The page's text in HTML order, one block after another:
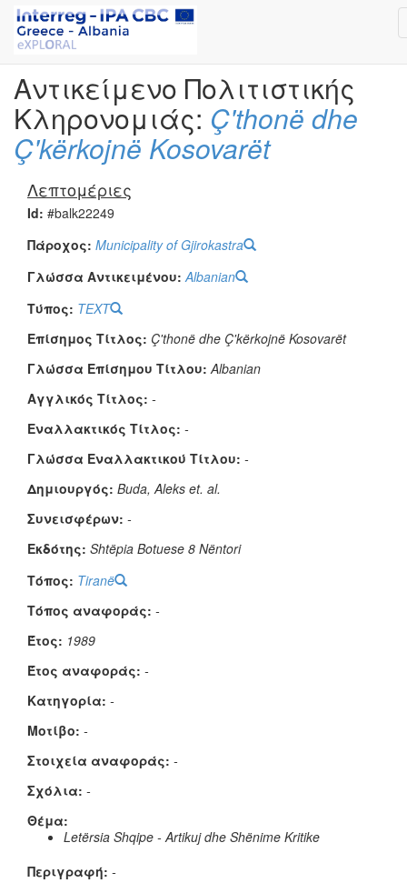
Αντικείμενο Πολιτιστικής
Κληρονομιάς: Ç'thonë dhe
Ç'kërkojnë Kosovarët
Λεπτομέριες
Id: #balk22249
Πάροχος: Municipality of Gjirokastra
Γλώσσα Αντικειμένου: Albanian
Τύπος: TEXT
Επίσημος Τίτλος: Ç'thonë dhe Ç'kërkojnë Kosovarët
Γλώσσα Επίσημου Τίτλου: Albanian
Αγγλικός Τίτλος: -
Εναλλακτικός Τίτλος: -
Γλώσσα Εναλλακτικού Τίτλου: -
Δημιουργός: Buda, Aleks et. al.
Συνεισφέρων: -
Εκδότης: Shtëpia Botuese 8 Nëntori
Τόπος: Tiranë
Τόπος αναφοράς: -
Έτος: 1989
Έτος αναφοράς: -
Κατηγορία: -
Μοτίβο: -
Στοιχεία αναφοράς: -
Σχόλια: -
Θέμα:
Letërsia Shqipe - Artikuj dhe Shënime Kritike
Περιγραφή: -